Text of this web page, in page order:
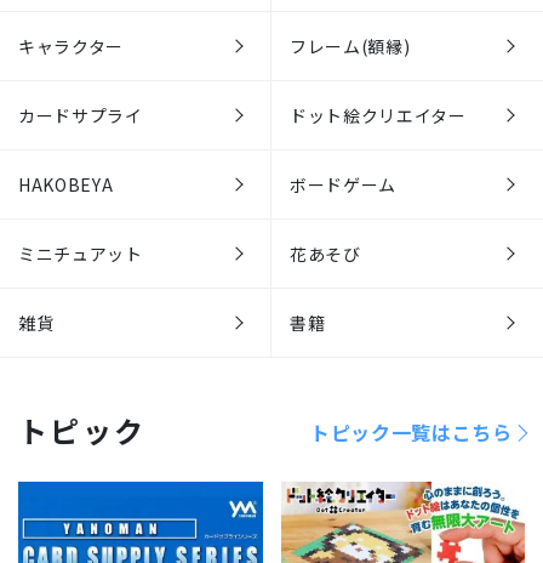
キャラクター フレーム(額縁)
カードサプライ ドット絵クリエイター
HAKOBEYA ボードゲーム
ミニチュアット 花あそび
雑貨 書籍
トピック トピック一覧はこちら